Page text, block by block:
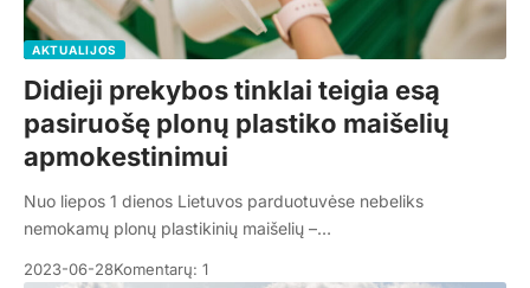
AKTUALIJOS
Didieji prekybos tinklai teigia esą
pasiruošę plonų plastiko maišelių
apmokestinimui
Nuo liepos 1 dienos Lietuvos parduotuvėse nebeliks
nemokamų plonų plastikinių maišelių –…
2023-06-28Komentarų: 1